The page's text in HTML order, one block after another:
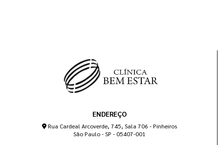
ENDEREÇO
Rua Cardeal Arcoverde, 745, Sala 706 - Pinheiros
São Paulo - SP - 05407-001